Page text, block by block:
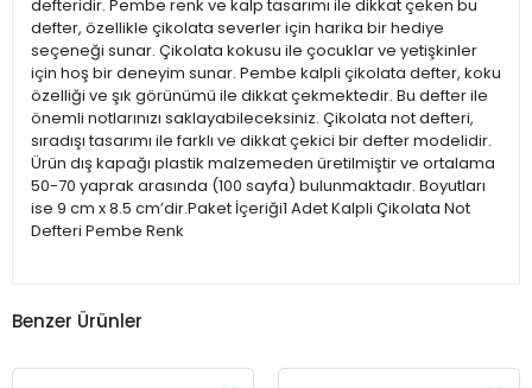
defteridir. Pembe renk ve kalp tasarımı ile dikkat çeken bu
defter, özellikle çikolata severler için harika bir hediye
seçeneği sunar. Çikolata kokusu ile çocuklar ve yetişkinler
için hoş bir deneyim sunar. Pembe kalpli çikolata defter, koku
özelliği ve şık görünümü ile dikkat çekmektedir. Bu defter ile
önemli notlarınızı saklayabileceksiniz. Çikolata not defteri,
sıradışı tasarımı ile farklı ve dikkat çekici bir defter modelidir.
Ürün dış kapağı plastik malzemeden üretilmiştir ve ortalama
50-70 yaprak arasında (100 sayfa) bulunmaktadır. Boyutları
ise 9 cm x 8.5 cm’dir.Paket İçeriği1 Adet Kalpli Çikolata Not
Defteri Pembe Renk
Benzer Ürünler